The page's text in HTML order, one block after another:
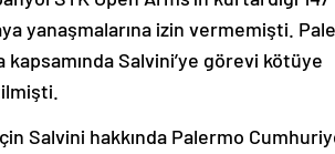
yanaşmalarına izin vermemişti.
kapsamında Salvini’ye görevi kötüye
Salvini hakkında Palermo